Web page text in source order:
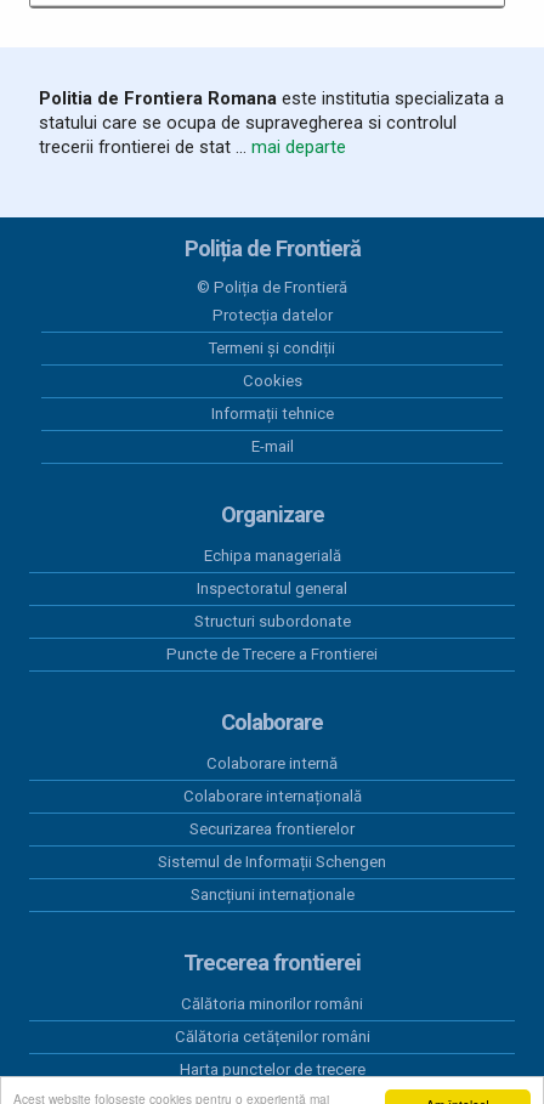
Acest website folosește cookies pentru o experiență mai
Politia de Frontiera Romana este institutia specializata a
statului care se ocupa de supravegherea si controlul
trecerii frontierei de stat ... mai departe
Poliția de Frontieră
© Poliția de Frontieră
Protecția datelor
Termeni și condiții
Cookies
Informații tehnice
E-mail
Organizare
Echipa managerială
Inspectoratul general
Structuri subordonate
Puncte de Trecere a Frontierei
Colaborare
Colaborare internă
Colaborare internațională
Securizarea frontierelor
Sistemul de Informații Schengen
Sancțiuni internaționale
Trecerea frontierei
Călătoria minorilor români
Călătoria cetățenilor români
Harta punctelor de trecere